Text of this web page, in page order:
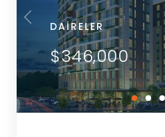
DAIRELER
$346,000